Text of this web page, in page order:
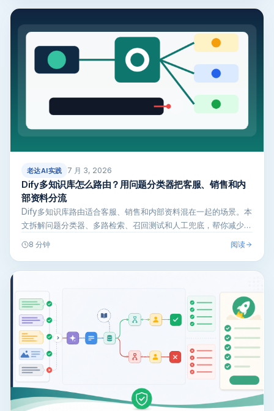
老达AI实践 7 月 3, 2026
Dify多知识库怎么路由？用问题分类器把客服、销售和内
部资料分流
Dify多知识库路由适合客服、销售和内部资料混在一起的场景。本
文拆解问题分类器、多路检索、召回测试和人工兜底，帮你减少答
8 分钟 阅读